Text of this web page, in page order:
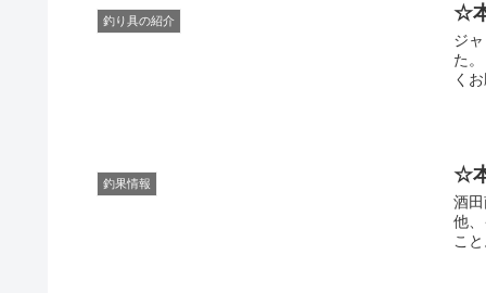
釣り具の紹介 ☆
ジ
た
く
釣果情報 ☆
酒
他
こ